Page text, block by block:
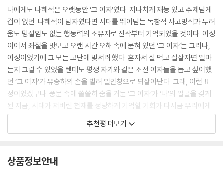
담아낸다. 기존의 텍스트나 사진 몇장으로는 느낄 수 없었던 표정과 몸짓,
거리의 풍경과 사람들과의 교류가 만화라는 형식 안에서 오롯이 살아나는
것이다. 박서련 소설가가 “이런 표정이었겠구나” 하며 읽었다는 추천사를
보내오기도 한바, 독자들은 책장을 넘길 때마다 한 사람의 삶을 따라가고
있다는 실감과 공감을 동시에 느끼게 된다. 그러면서 나혜석은 더이상 기
록 속에 박제된 역사의 인물이 아니라, 우리 곁에서 웃고 울고 고민하는 살
아 있는 한 사람으로 다가온다. 고독한 지식인으로서의 나혜석, 사랑과 모
성 사이에서 흔들리는 나혜석, 친구들과 함께 웃고 때로는 좌절하는 나혜
석. 이 책은 그런 다층적인 모습을 통해 나혜석이라는 이름에 다시 한번 따
뜻한 온기를 불어넣는다.
“여자이기 이전에 사람이다”
나에게도 나혜석은 오랫동안 ‘그 여자’였다. 지나치게 재능 있고 주제넘게
겁이 없던. 나혜석이 남자였다면 시대를 뛰어넘는 독창적 사고방식과 두려
움도 망설임도 없는 행동력의 소유자로 진작부터 기억되었을 것이다. 여성
이어서 좌절을 맛보고 오랜 시간 오해 속에 묻혀 있던 ‘그 여자’는 그러나,
여성이었기에 그 모든 고난에 맞서려 했다. 혼자서 잘 먹고 잘살자면 얼마
든지 그럴 수 있었을 텐데도 평생 자기와 같은 조선 여자들을 돕고 싶어했
던 ‘그 여자’가 유승하의 손을 빌려 일인칭으로 되살아난다. 그래, 이런 표
정이었겠구나. 풍문 속에 쓸쓸히 숨을 거둔 ‘그 여자’가 ‘나’의 얼굴을 갖게
된 지금, 시대가 저버린 천재를 정당하게 기억할 기회가 다시금 우리에게
주어진 것이다.
- 박서련 (소설가)
수원여성문화공간 휴(休)는 ‘여성길 걷기’ 프로그램을 2년째 이어오고 있
추천평 더보기
상품정보안내